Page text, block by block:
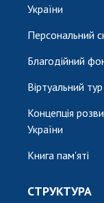
України
Персональний
Благодійний
Віртуальний
Концепція
України
Книга пам'яті
СТРУКТУРА